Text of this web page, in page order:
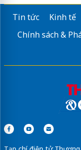
Tin tức Kinh tế
Chính sách &